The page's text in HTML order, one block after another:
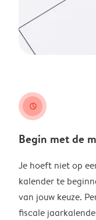
clock
Begin met de
Je hoeft niet op
kalender te
van jouw keuze.
fiscale